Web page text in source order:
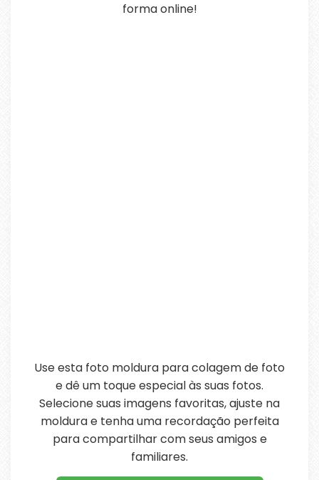
forma online!
Use esta foto moldura para colagem de foto
e dê um toque especial às suas fotos.
Selecione suas imagens favoritas, ajuste na
moldura e tenha uma recordação perfeita
para compartilhar com seus amigos e
familiares.